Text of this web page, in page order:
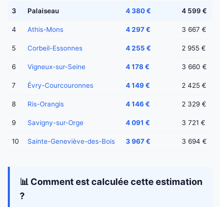
3 Palaiseau 4 380 € 4 599 €
4 Athis-Mons 4 297 € 3 667 €
5 Corbeil-Essonnes 4 255 € 2 955 €
6 Vigneux-sur-Seine 4 178 € 3 660 €
7 Évry-Courcouronnes 4 149 € 2 425 €
8 Ris-Orangis 4 146 € 2 329 €
9 Savigny-sur-Orge 4 091 € 3 721 €
10 Sainte-Geneviève-des-Bois 3 967 € 3 694 €
📊 Comment est calculée cette estimation
?